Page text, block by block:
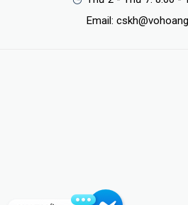
• Trọng lượng: 0.81kg
Email: